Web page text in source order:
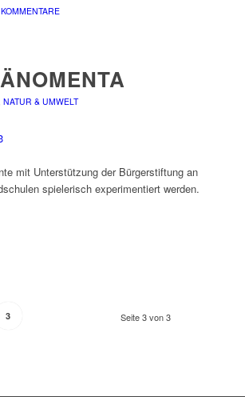
NATUR & UMWELT
mit Unterstützung der Bürgerstiftung an
spielerisch experimentiert werden.
Seite 3 von 3
3